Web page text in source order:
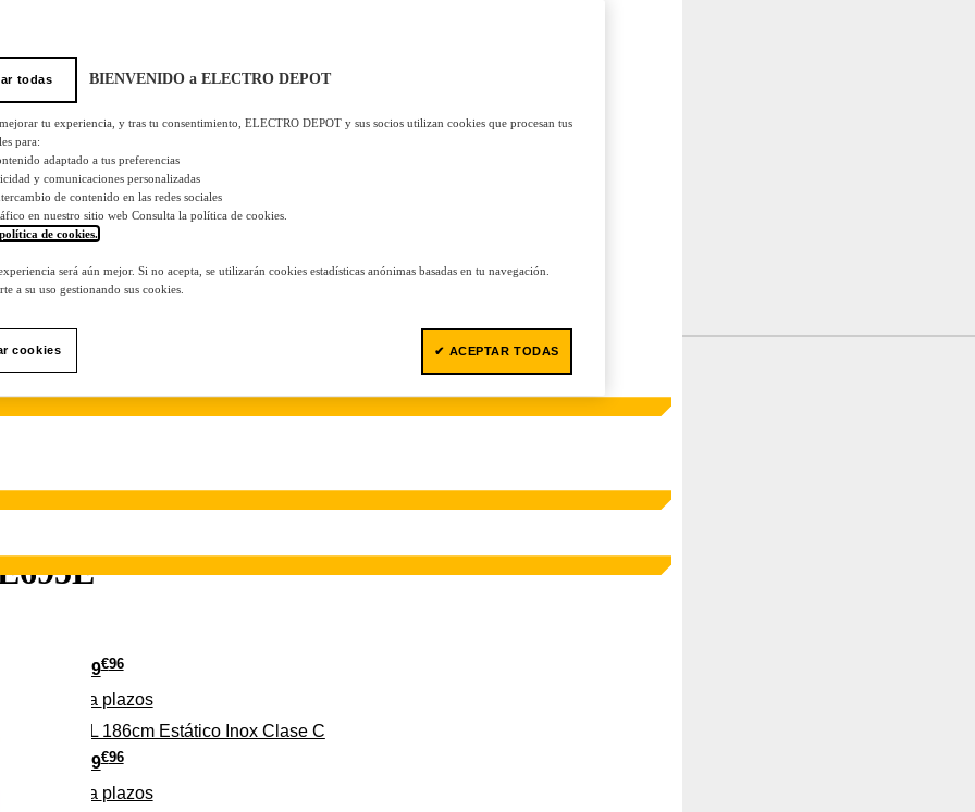
349€96
Pago a plazos
315 C 315L 186cm Estático Inox Clase C
369€96
Pago a plazos
todas BIENVENIDO a ELECTRO DEPOT
tu experiencia, y tras tu consentimiento, ELECTRO DEPOT y sus socios utilizan cookies que procesan tus
para:
adaptado a tus preferencias
y comunicaciones personalizadas
de contenido en las redes sociales
en nuestro sitio web Consulta la política de cookies.
de cookies.
será aún mejor. Si no acepta, se utilizarán cookies estadísticas anónimas basadas en tu navegación.
a su uso gestionando sus cookies.
cookies ✔ ACEPTAR TODAS